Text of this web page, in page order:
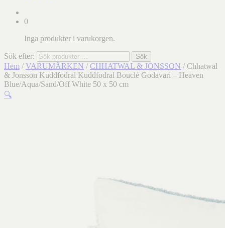
0
Inga produkter i varukorgen.
Sök efter: Sök
Hem / VARUMÄRKEN / CHHATWAL & JONSSON / Chhatwal
& Jonsson Kuddfodral Kuddfodral Bouclé Godavari – Heaven
Blue/Aqua/Sand/Off White 50 x 50 cm
🔍